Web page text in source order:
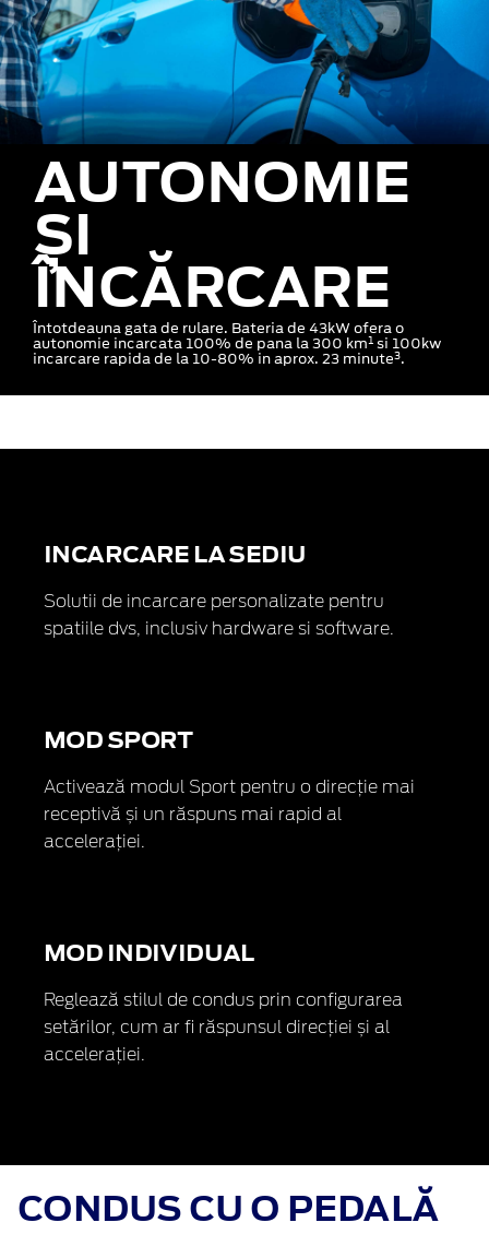
AUTONOMIE
ȘI
ÎNCĂRCARE
Întotdeauna gata de rulare. Bateria de 43kW ofera o
autonomie incarcata 100% de pana la 300 km1 si 100kw
incarcare rapida de la 10-80% in aprox. 23 minute3.
INCARCARE LA SEDIU
Solutii de incarcare personalizate pentru
spatiile dvs, inclusiv hardware si software.
MOD SPORT
Activează modul Sport pentru o direcție mai
receptivă și un răspuns mai rapid al
accelerației.
MOD INDIVIDUAL
Reglează stilul de condus prin configurarea
setărilor, cum ar fi răspunsul direcției și al
accelerației.
CONDUS CU O PEDALĂ